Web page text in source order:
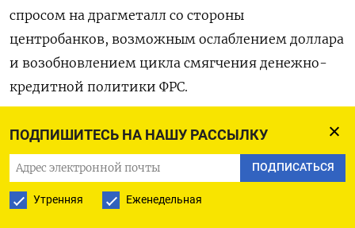
ПОДПИШИТЕСЬ НА НАШУ РАССЫЛКУ
ПОДПИСАТЬСЯ
Утренняя Еженедельная
спросом на драгметалл со стороны
центробанков, возможным ослаблением доллара
и возобновлением цикла смягчения денежно-
кредитной политики ФРС.
Пересмотрев вверх свой апрельский прогноз в
$3.700 за унцию, инвестиционный банк учел ряд
факторов, в частности понижательные риски
для базового сценария ФРС, предполагающего